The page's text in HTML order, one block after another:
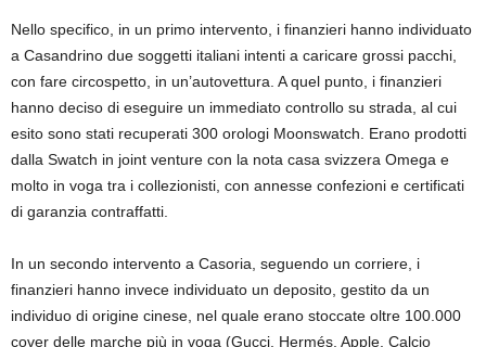
Nello specifico, in un primo intervento, i finanzieri hanno individuato
a Casandrino due soggetti italiani intenti a caricare grossi pacchi,
con fare circospetto, in un’autovettura. A quel punto, i finanzieri
hanno deciso di eseguire un immediato controllo su strada, al cui
esito sono stati recuperati 300 orologi Moonswatch. Erano prodotti
dalla Swatch in joint venture con la nota casa svizzera Omega e
molto in voga tra i collezionisti, con annesse confezioni e certificati
di garanzia contraffatti.
In un secondo intervento a Casoria, seguendo un corriere, i
finanzieri hanno invece individuato un deposito, gestito da un
individuo di origine cinese, nel quale erano stoccate oltre 100.000
cover delle marche più in voga (Gucci, Hermés, Apple, Calcio